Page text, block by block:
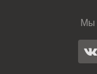
Мы